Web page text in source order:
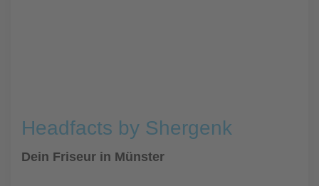
Headfacts by Shergenk
Dein Friseur in Münster